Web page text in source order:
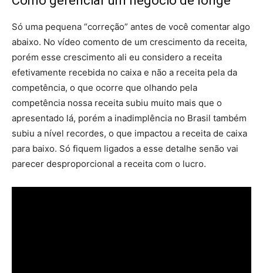
Só uma pequena “correção” antes de você comentar algo
abaixo. No vídeo comento de um crescimento da receita,
porém esse crescimento ali eu considero a receita
efetivamente recebida no caixa e não a receita pela da
competência, o que ocorre que olhando pela
competência nossa receita subiu muito mais que o
apresentado lá, porém a inadimplência no Brasil também
subiu a nível recordes, o que impactou a receita de caixa
para baixo. Só fiquem ligados a esse detalhe senão vai
parecer desproporcional a receita com o lucro.